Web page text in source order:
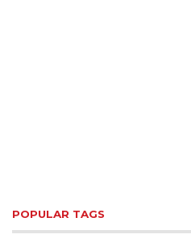
POPULAR TAGS